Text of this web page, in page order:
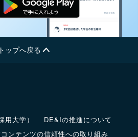
トップへ戻る
大学）
DE&Iの推進について
ンテンツの信頼性への取り組み